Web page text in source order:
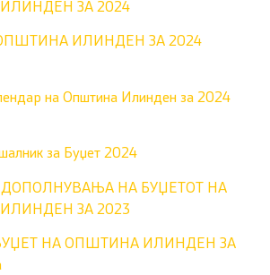
ЗА 2024
ИЛИНДЕН ЗА 2024
на Општина Илинден за 2024
за Буџет 2024
НА БУЏЕТОТ НА
ЗА 2023
НА ОПШТИНА ИЛИНДЕН ЗА